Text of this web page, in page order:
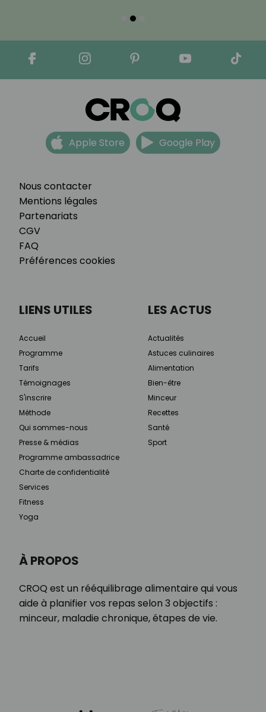
Nous contacter
Mentions légales
Partenariats
CGV
FAQ
Préférences cookies
Apple Store Google Play
À PROPOS
CROQ est un rééquilibrage alimentaire qui vous
aide à planifier vos repas selon 3 objectifs :
minceur, maladie chronique, étapes de vie.
LIENS UTILES
Accueil
Programme
Tarifs
Témoignages
S'inscrire
Méthode
Qui sommes-nous
Presse & médias
Programme ambassadrice
Charte de confidentialité
Services
Fitness
Yoga
LES ACTUS
Actualités
Astuces culinaires
Alimentation
Bien-être
Minceur
Recettes
Santé
Sport